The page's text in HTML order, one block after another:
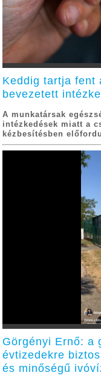
Keddig tartja fent
bevezetett
A munkatársak
intézkedések miatt a
kézbesítésben
Görgényi Ernő: a
évtizedekre
és minőségű